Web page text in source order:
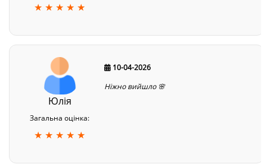
★ ★ ★ ★ ★
Юлія
Загальна оцінка:
★ ★ ★ ★ ★
10-04-2026
Ніжно вийшло 🌸